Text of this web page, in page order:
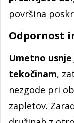
površina
Odpornost
Umetno
tekočinam,
nezgode pri
zapletov.